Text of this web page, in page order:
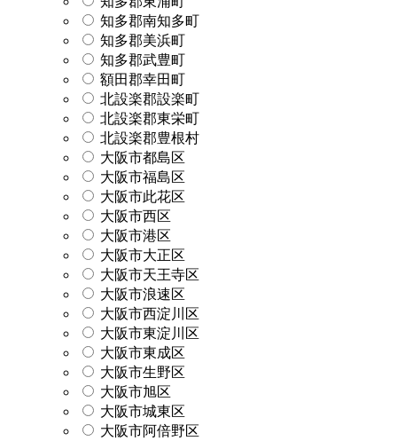
知多郡南知多町
知多郡美浜町
知多郡武豊町
額田郡幸田町
北設楽郡設楽町
北設楽郡東栄町
北設楽郡豊根村
大阪市都島区
大阪市福島区
大阪市此花区
大阪市西区
大阪市港区
大阪市大正区
大阪市天王寺区
大阪市浪速区
大阪市西淀川区
大阪市東淀川区
大阪市東成区
大阪市生野区
大阪市旭区
大阪市城東区
大阪市阿倍野区